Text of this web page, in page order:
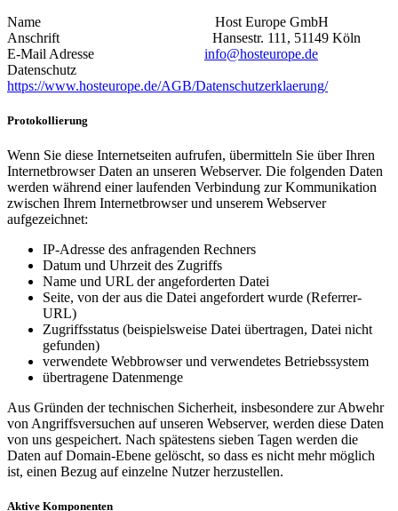
Name Host Europe GmbH
Anschrift Hansestr. 111, 51149 Köln
E-Mail Adresse info@hosteurope.de
Datenschutz
https://www.hosteurope.de/AGB/Datenschutzerklaerung/
Protokollierung
Wenn Sie diese Internetseiten aufrufen, übermitteln Sie über Ihren
Internetbrowser Daten an unseren Webserver. Die folgenden Daten
werden während einer laufenden Verbindung zur Kommunikation
zwischen Ihrem Internetbrowser und unserem Webserver
aufgezeichnet:
IP-Adresse des anfragenden Rechners
Datum und Uhrzeit des Zugriffs
Name und URL der angeforderten Datei
Seite, von der aus die Datei angefordert wurde (Referrer-
URL)
Zugriffsstatus (beispielsweise Datei übertragen, Datei nicht
gefunden)
verwendete Webbrowser und verwendetes Betriebssystem
übertragene Datenmenge
Aus Gründen der technischen Sicherheit, insbesondere zur Abwehr
von Angriffsversuchen auf unseren Webserver, werden diese Daten
von uns gespeichert. Nach spätestens sieben Tagen werden die
Daten auf Domain-Ebene gelöscht, so dass es nicht mehr möglich
ist, einen Bezug auf einzelne Nutzer herzustellen.
Aktive Komponenten